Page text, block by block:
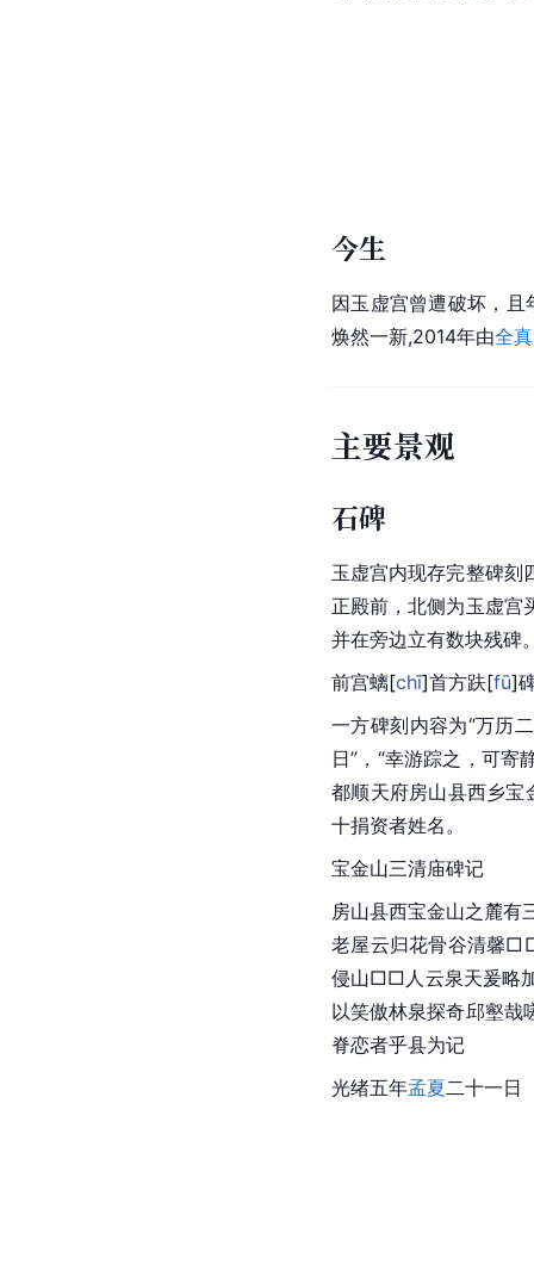
今生
因玉虚宫曾遭破坏，
焕然一新,2014年由全
主要景观
石碑
玉虚宫内现存完整碑刻
正殿前，北侧为玉虚宫
并在旁边立有数块残碑
前宫螭[chī]首方趺[fū]
一方碑刻内容为“万历
日”，“幸游踪之，可
都顺天府房山县西乡宝
十捐资者姓名。
宝金山三清庙碑记
房山县西宝金山之麓
老屋云归花骨谷清馨
侵山□□人云泉天爰略
以笑傲林泉探奇邱壑哉
脊恋者乎县为记
光绪五年孟夏二十一日